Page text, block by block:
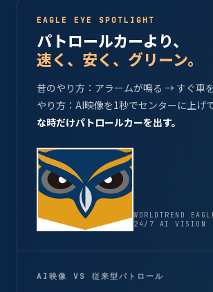
EAGLE EYE SPOTLIGHT
パトロールカーより、
速く、安く、グリーン。
昔のやり方：アラームが鳴る → すぐ車
やり方：AI映像を1秒でセンターに上げて
な時だけパトロールカーを出す。
WORLDTREND
24/7 AI VISION
AI映像 VS 従来型パトロール